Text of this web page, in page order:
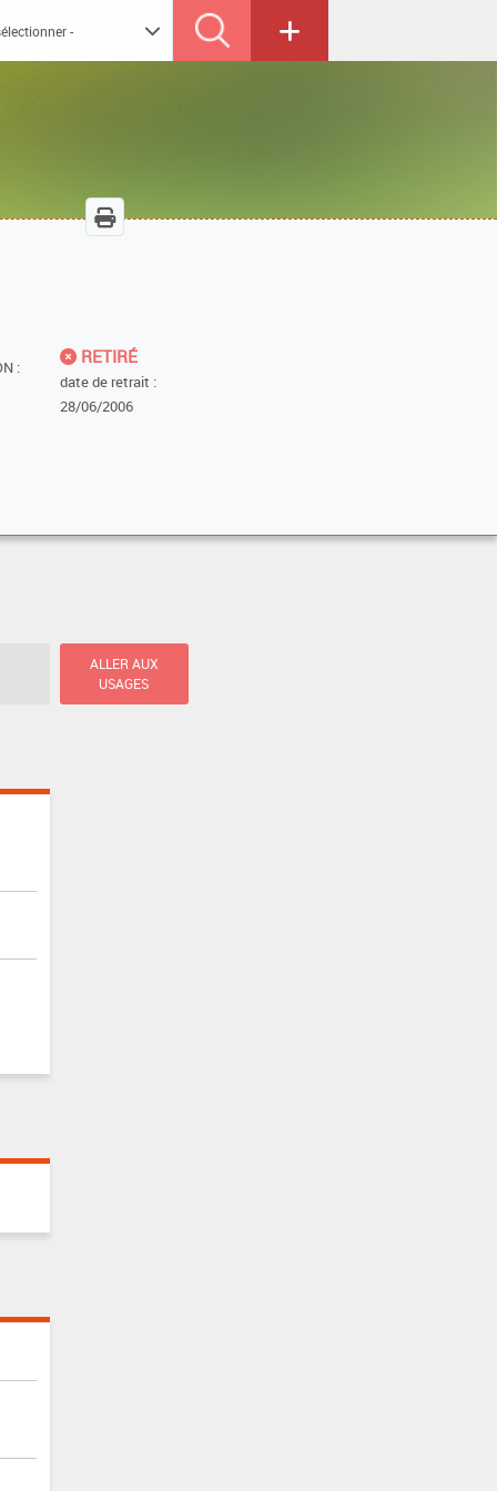
:
RETIRÉ
date de retrait :
28/06/2006
ALLER AUX
USAGES